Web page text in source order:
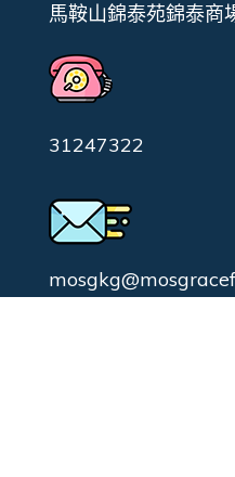
馬鞍山錦泰苑錦泰商
31247322